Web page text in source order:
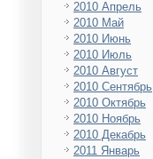
2010 Апрель
2010 Май
2010 Июнь
2010 Июль
2010 Август
2010 Сентябрь
2010 Октябрь
2010 Ноябрь
2010 Декабрь
2011 Январь